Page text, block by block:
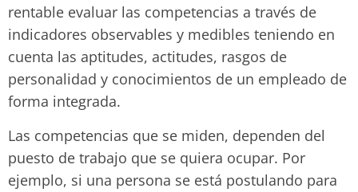
rentable evaluar las competencias a través de
indicadores observables y medibles teniendo en
cuenta las aptitudes, actitudes, rasgos de
personalidad y conocimientos de un empleado de
forma integrada.
Las competencias que se miden, dependen del
puesto de trabajo que se quiera ocupar. Por
ejemplo, si una persona se está postulando para